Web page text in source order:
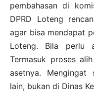
pembahasan di
DPRD Loteng
agar bisa mendapat
Loteng. Bila perlu
Termasuk proses
asetnya. Mengingat
lain, bukan di Dinas